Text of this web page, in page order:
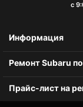
с
Информация
Ремонт Subaru
Прайс-лист на